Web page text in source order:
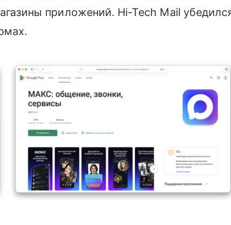
приложений. Hi-Tech Mail